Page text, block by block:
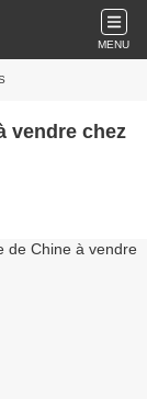
MENU
vendre chez